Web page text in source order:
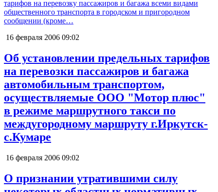
тарифов на перевозку пассажиров и багажа всеми видами
общественного транспорта в городском и пригородном
сообщении (кроме…
16 февраля 2006 09:02
Об установлении предельных тарифов
на перевозки пассажиров и багажа
автомобильным транспортом,
осуществляемые ООО "Мотор плюс"
в режиме маршрутного такси по
междугородному маршруту г.Иркутск-
с.Кумаре
16 февраля 2006 09:02
О признании утратившими силу